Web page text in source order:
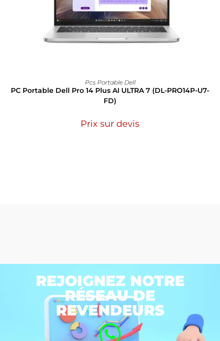
Pcs Portable Dell
PC Portable Dell Pro 14 Plus AI ULTRA 7 (DL-PRO14P-U7-
FD)
Prix sur devis
REJOIGNEZ NOTRE
RÉSEAU DE
REVENDEURS